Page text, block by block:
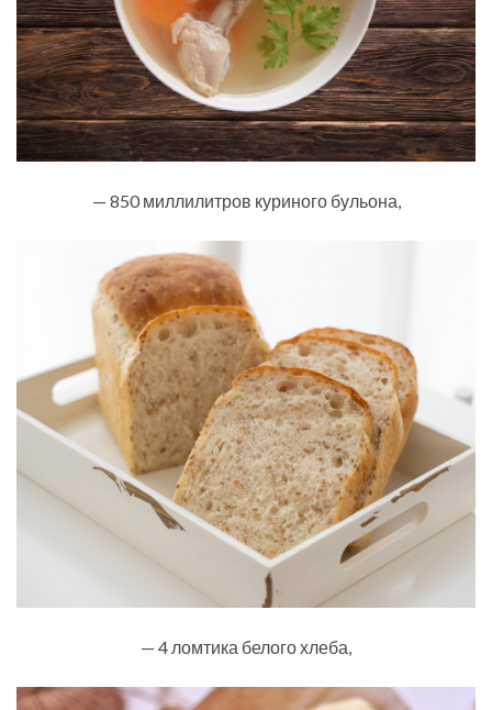
— 850 миллилитров куриного бульона,
— 4 ломтика белого хлеба,